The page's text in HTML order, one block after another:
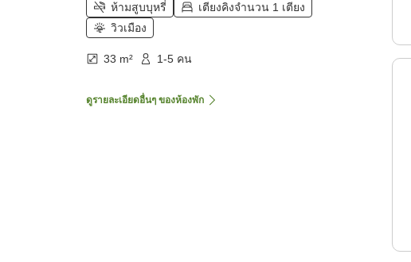
ห้ามสูบบุหรี่
เตียงคิงจำนวน 1 เตียง
วิวเมือง
33 m² 1-5 คน
ดูรายละเอียดอื่นๆ ของห้องพัก